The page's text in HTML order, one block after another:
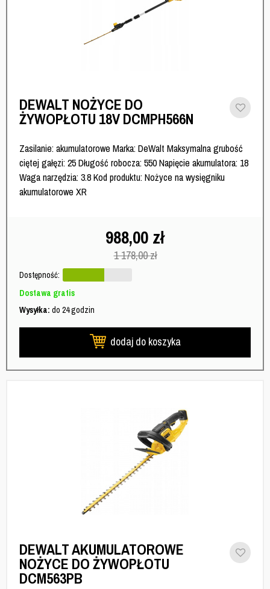
DEWALT NOŻYCE DO
ŻYWOPŁOTU 18V DCMPH566N
Zasilanie: akumulatorowe Marka: DeWalt Maksymalna grubość
ciętej gałęzi: 25 Długość robocza: 550 Napięcie akumulatora: 18
Waga narzędzia: 3.8 Kod produktu: Nożyce na wysięgniku
akumulatorowe XR
988,00 zł
1 178,00zł
Dostępność:
Dostawa gratis
Wysyłka: do 24 godzin
dodaj do koszyka
DEWALT AKUMULATOROWE
NOŻYCE DO ŻYWOPŁOTU
DCM563PB